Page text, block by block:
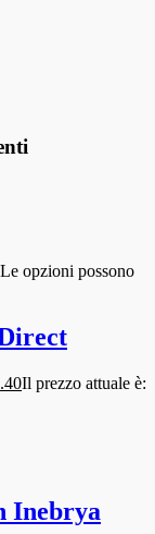
opzioni possono
Il prezzo attuale è:
Inebrya